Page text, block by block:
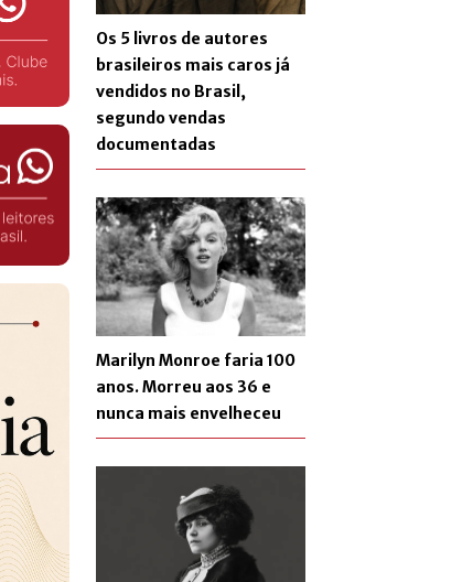
Os 5 livros de autores
brasileiros mais caros já
vendidos no Brasil,
segundo vendas
documentadas
Marilyn Monroe faria 100
anos. Morreu aos 36 e
nunca mais envelheceu